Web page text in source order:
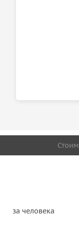
за человека